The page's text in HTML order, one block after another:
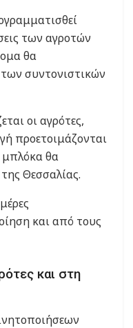
των αγροτών
θα
συντονιστικών
οι αγρότες,
προετοιμάζονται
μπλόκα θα
Θεσσαλίας.
και από τους
και στη